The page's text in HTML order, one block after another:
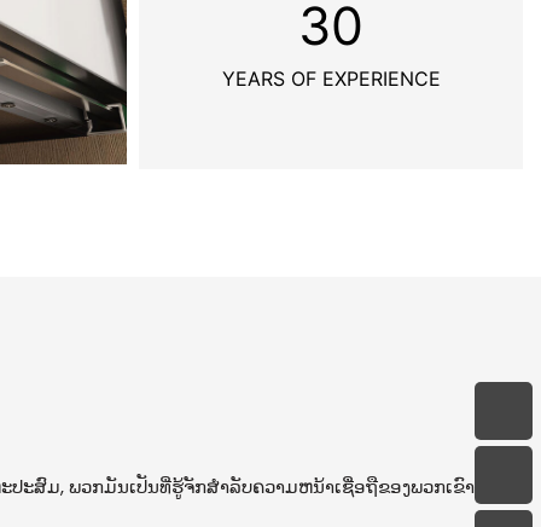
30
YEARS OF EXPERIENCE
ສົມ, ພວກມັນເປັນທີ່ຮູ້ຈັກສໍາລັບຄວາມຫນ້າເຊື່ອຖືຂອງພວກເຂົາ, ລຽບ